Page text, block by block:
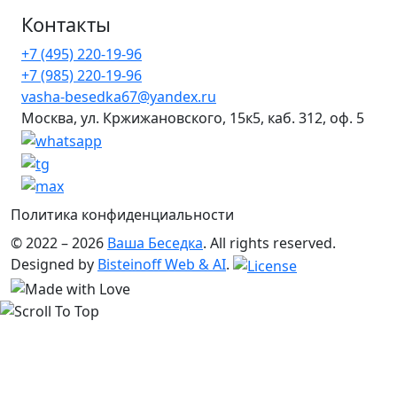
Контакты
+7 (495) 220-19-96
+7 (985) 220-19-96
vasha-besedka67@yandex.ru
Москва, ул. Кржижановского, 15к5, каб. 312, оф. 5
Политика конфиденциальности
© 2022 – 2026 Ваша Беседка. All rights reserved.
Designed by Bisteinoff Web & AI.